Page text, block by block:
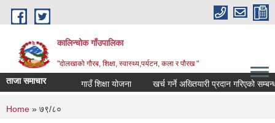
Skip to main content
कालिन्चोक गाँउपालिका
"दोलखाको गौरब, शिक्षा, स्वास्थ्य,पर्यटन, कला र पौरख "
ताजा समाचार गाउँ शिक्षा योजना खर्च गर्ने अख्तियारी प्रदान गरिएको
You are here
Home » ७९/८०